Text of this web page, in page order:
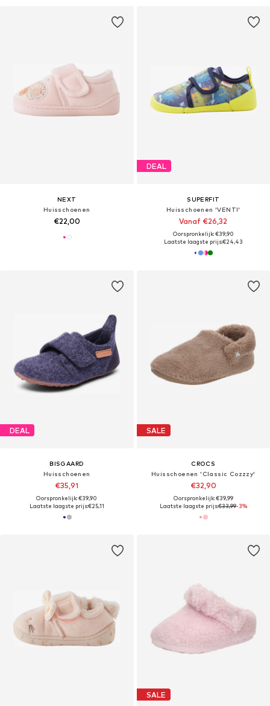
NEXT
Huisschoenen
€22,00
DEAL
SUPERFIT
Huisschoenen 'VENTI'
Vanaf €26,32
Oorspronkelijk: €39,90
Laatste laagste prijs:€24,43
DEAL
BISGAARD
Huisschoenen
€35,91
Oorspronkelijk: €39,90
Laatste laagste prijs:€25,11
SALE
CROCS
Huisschoenen 'Classic Cozzzy'
€32,90
Oorspronkelijk: €39,99
Laatste laagste prijs:€33,99-3%
SALE